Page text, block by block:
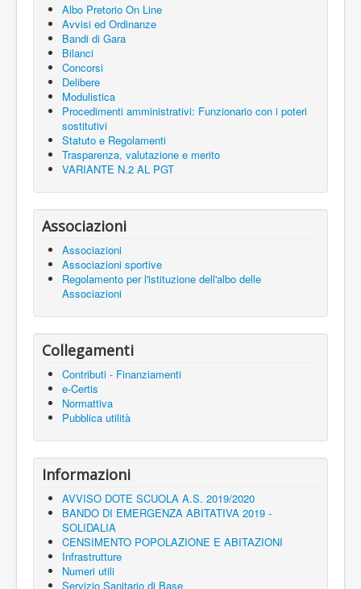
Albo Pretorio On Line
Avvisi ed Ordinanze
Bandi di Gara
Bilanci
Concorsi
Delibere
Modulistica
Procedimenti amministrativi: Funzionario con i poteri
sostitutivi
Statuto e Regolamenti
Trasparenza, valutazione e merito
VARIANTE N.2 AL PGT
Associazioni
Associazioni
Associazioni sportive
Regolamento per l'istituzione dell'albo delle
Associazioni
Collegamenti
Contributi - Finanziamenti
e-Certis
Normattiva
Pubblica utilità
Informazioni
AVVISO DOTE SCUOLA A.S. 2019/2020
BANDO DI EMERGENZA ABITATIVA 2019 -
SOLIDALIA
CENSIMENTO POPOLAZIONE E ABITAZIONI
Infrastrutture
Numeri utili
Servizio Sanitario di Base